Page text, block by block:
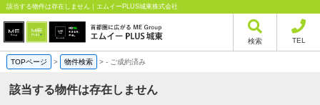
該当する物件は存在しません｜エムイーPLUS城東株式会社
検索 TEL
TOPページ > 物件検索 >- ご成約済み
該当する物件は存在しません